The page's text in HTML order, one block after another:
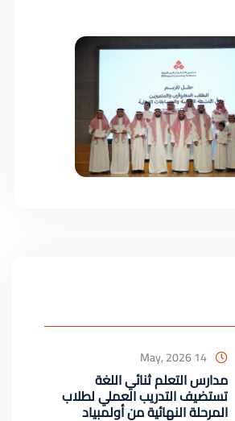
14 May, 2026
مدارس التعلم ثنائي اللغة
تستضيف التدريب العملي لطلاب
المرحلة النهائية من أولمبياد